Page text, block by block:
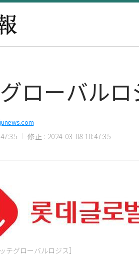
ローバル
修正 : 2024-03-08 10:47:35
テグローバルロジス］